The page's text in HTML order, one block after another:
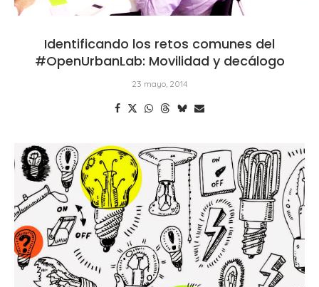
Identificando los retos comunes del
#OpenUrbanLab: Movilidad y decálogo
23 mayo, 2014